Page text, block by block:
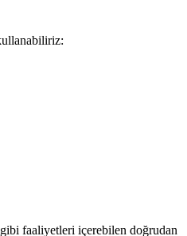
faaliyetleri içerebilen doğrudan